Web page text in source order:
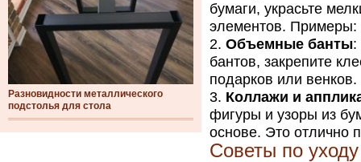
Разновидности металлического
подстолья для стола
бумаги, украсьте
элементов. Примеры:
Объемные банты:
бантов, закрепите
подарков или венков.
Коллажи и
фигуры и узоры из
основе. Это отлично
Советы по